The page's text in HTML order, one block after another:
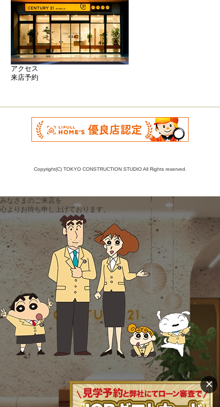
アクセス
来店予約
Copyright(C) TOKYO CONSTRUCTION STUDIO All Rights reserved.
みなさまのご来店を
心よりお待ち申し上げております。
×